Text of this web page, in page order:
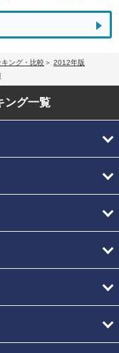
ング・比較
2012年版
ング一覧